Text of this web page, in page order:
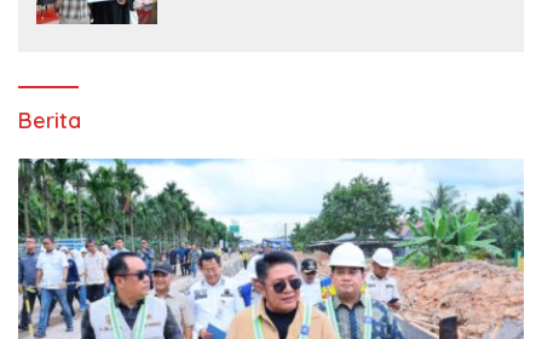
Berita